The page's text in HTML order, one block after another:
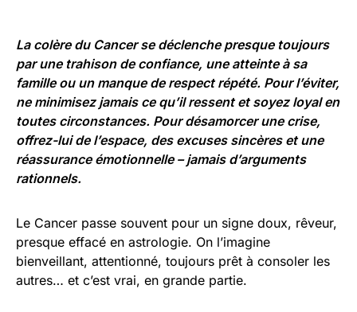
La colère du Cancerse déclenche presque toujours
par une trahison de confiance, une atteinte à sa
famille ou un manque de respect répété. Pour l’éviter,
ne minimisez jamais ce qu’il ressent et soyez loyal en
toutes circonstances. Pour désamorcer une crise,
offrez-lui de l’espace, des excuses sincères et une
réassurance émotionnelle – jamais d’arguments
rationnels.
Le Cancer passe souvent pour un signe doux, rêveur,
presque effacé en astrologie. On l’imagine
bienveillant, attentionné, toujours prêt à consoler les
autres… et c’est vrai, en grande partie.